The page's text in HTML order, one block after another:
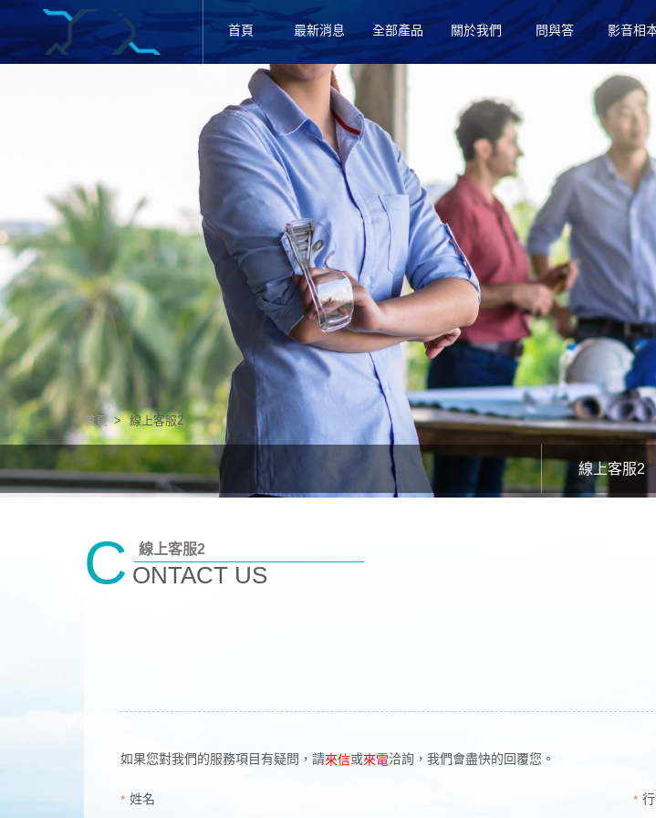
首頁 最新消息 全部產品 關於我們 問與答 影音相
首頁 線上客服2
線上客服2
C ONTACT US
線上客服2
如果您對我們的服務項目有疑問，請來信或來電洽詢，我們會盡快的回覆您。
* 姓名 *